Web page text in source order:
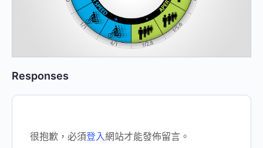
Responses
很抱歉，必須登入網站才能發佈留言。